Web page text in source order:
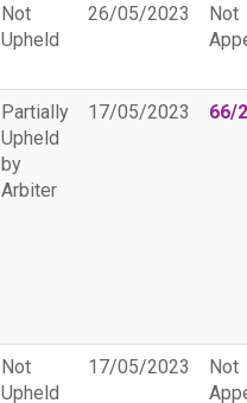
Not
Upheld
26/05/2023
Not
Partially
Upheld
by
Arbiter
17/05/2023 66/
Not
Upheld
17/05/2023
Not